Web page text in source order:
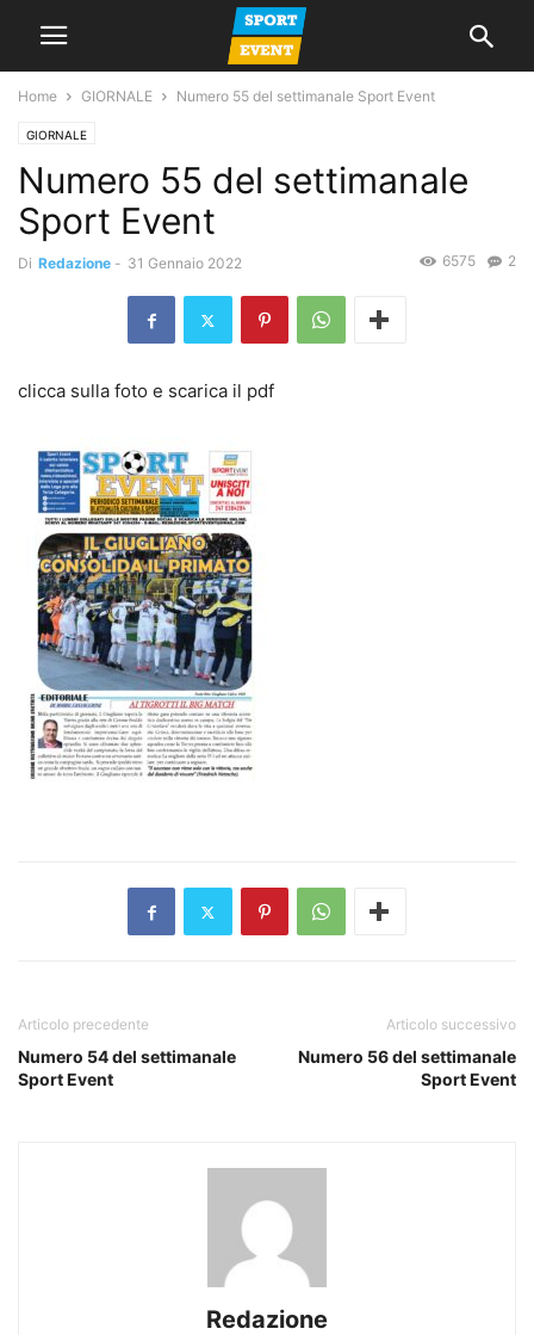
Home GIORNALE Numero 55 del settimanale Sport Event
GIORNALE
Numero 55 del settimanale
Sport Event
Di Redazione - 31 Gennaio 2022 2
6575
clicca sulla foto e scarica il pdf
Articolo precedente
Numero 54 del settimanale
Sport Event
Articolo successivo
Numero 56 del settimanale
Sport Event
Redazione